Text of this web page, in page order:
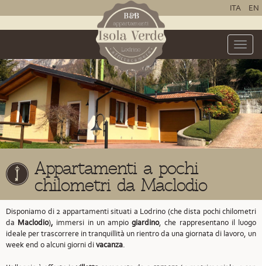
ITA EN
Toggle
Appartamenti a pochi
chilometri da Maclodio
Disponiamo di 2 appartamenti situati a Lodrino (che dista pochi chilometri
da Maclodio), immersi in un ampiogiardino, che rappresentano il luogo
ideale per trascorrere in tranquillità un rientro da una giornata di lavoro, un
week end o alcuni giorni divacanza.